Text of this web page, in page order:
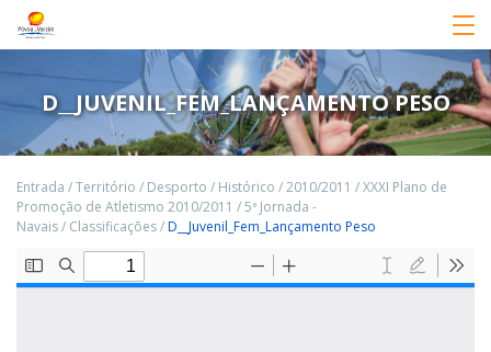
D__JUVENIL_FEM_LANÇAMENTO PESO
Entrada /Território / Desporto / Histórico /2010/2011 /XXXI Plano de
Promoção de Atletismo 2010/2011 /5ª Jornada -
Navais/ Classificações/D__Juvenil_Fem_Lançamento Peso